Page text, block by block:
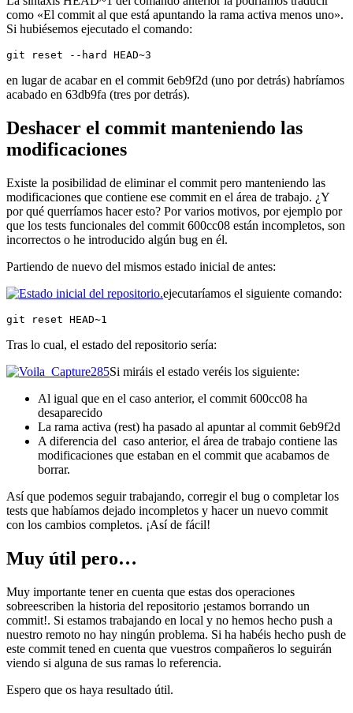
como «El commit al que está apuntando la rama activa menos uno».
Si hubiésemos ejecutado el comando:
git reset --hard HEAD~3
en lugar de acabar en el commit 6eb9f2d (uno por detrás) habríamos
acabado en 63db9fa (tres por detrás).
Deshacer el commit manteniendo las
modificaciones
Existe la posibilidad de eliminar el commit pero manteniendo las
modificaciones que contiene ese commit en el área de trabajo. ¿Y
por qué querríamos hacer esto? Por varios motivos, por ejemplo por
que los tests funcionales del commit 600cc08 están incompletos, son
incorrectos o he introducido algún bug en él.
Partiendo de nuevo del mismos estado inicial de antes:
ejecutaríamos el siguiente comando:
git reset HEAD~1
Tras lo cual, el estado del repositorio sería:
Si miráis el estado veréis los siguiente:
Al igual que en el caso anterior, el commit 600cc08 ha
desaparecido
La rama activa (rest) ha pasado al apuntar al commit 6eb9f2d
A diferencia del caso anterior, el área de trabajo contiene las
modificaciones que estaban en el commit que acabamos de
borrar.
Así que podemos seguir trabajando, corregir el bug o completar los
tests que habíamos dejado incompletos y hacer un nuevo commit
con los cambios completos. ¡Así de fácil!
Muy útil pero…
Muy importante tener en cuenta que estas dos operaciones
sobreescriben la historia del repositorio ¡estamos borrando un
commit!. Si estamos trabajando en local y no hemos hecho push a
nuestro remoto no hay ningún problema. Si ha habéis hecho push de
este commit tened en cuenta que vuestros compañeros lo seguirán
viendo si alguna de sus ramas lo referencia.
Espero que os haya resultado útil.